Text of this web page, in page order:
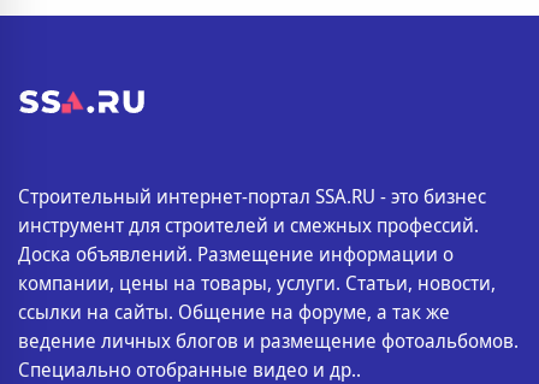
Строительный интернет-портал SSA.RU - это бизнес
инструмент для строителей и смежных профессий.
Доска объявлений. Размещение информации о
компании, цены на товары, услуги. Статьи, новости,
ссылки на сайты. Общение на форуме, а так же
ведение личных блогов и размещение фотоальбомов.
Специально отобранные видео и др..